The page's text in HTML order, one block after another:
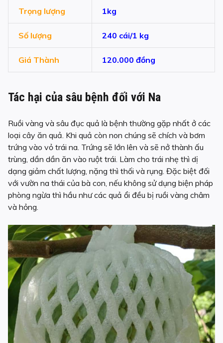
Trọng lượng 1kg
Số lượng 240 cái/1 kg
Giá Thành 120.000 đồng
Tác hại của sâu bệnh đối với Na
Ruồi vàng và sâu đục quả là bệnh thường gặp nhất ở các
loại cây ăn quả. Khi quả còn non chúng sẽ chích và bơm
trứng vào vỏ trái na. Trứng sẽ lớn lên và sẽ nở thành ấu
trùng, dần dần ăn vào ruột trái. Làm cho trái nhẹ thì dị
dạng giảm chất lượng, nặng thì thối và rụng. Đặc biệt đối
với vườn na thái của bà con, nếu không sử dụng biện pháp
phòng ngừa thì hầu như các quả ổi đều bị ruồi vàng châm
và hỏng.